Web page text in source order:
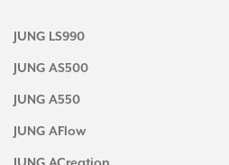
JUNG LS990
JUNG AS500
JUNG A550
JUNG AFlow